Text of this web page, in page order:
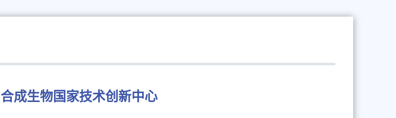
合成生物国家技术创新中心